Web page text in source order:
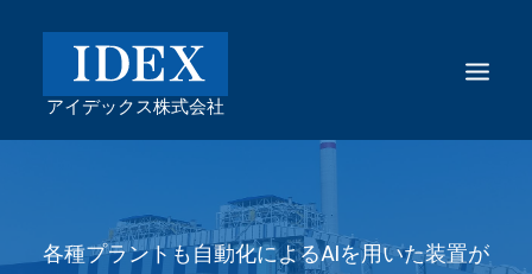
各種プラントも⾃動化によるAIを⽤いた装置が